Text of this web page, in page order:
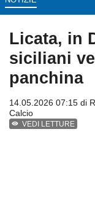
Licata, in
siciliani
panchina
14.05.2026 07:15 di
Calcio
VEDI LETTURE